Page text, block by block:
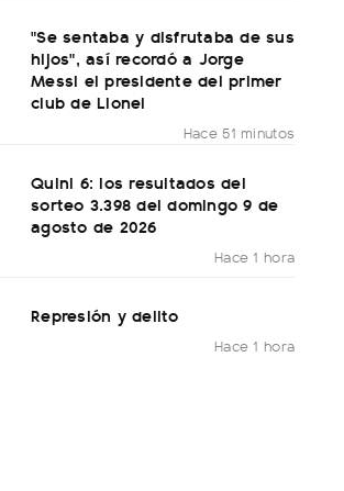
"Se sentaba y disfrutaba de sus
hijos", así recordó a Jorge
Messi el presidente del primer
club de Lionel
Hace 51 minutos
Quini 6: los resultados del
sorteo 3.398 del domingo 9 de
agosto de 2026
Hace 1 hora
Represión y delito
Hace 1 hora